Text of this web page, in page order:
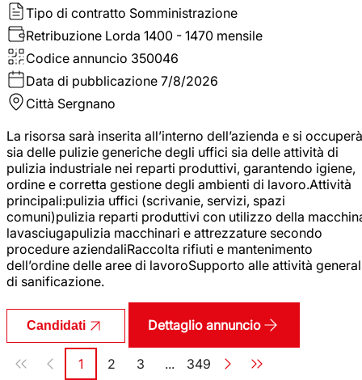
Tipo di contratto Somministrazione
Retribuzione Lorda 1400 - 1470 mensile
Codice annuncio 350046
Data di pubblicazione 7/8/2026
Città Sergnano
La risorsa sarà inserita all’interno dell’azienda e si occuperà
sia delle pulizie generiche degli uffici sia delle attività di
pulizia industriale nei reparti produttivi, garantendo igiene,
ordine e corretta gestione degli ambienti di lavoro.Attività
principali:pulizia uffici (scrivanie, servizi, spazi
comuni)pulizia reparti produttivi con utilizzo della
lavasciugapulizia macchinari e attrezzature secondo
procedure aziendaliRaccolta rifiuti e mantenimento
dell’ordine delle aree di lavoroSupporto alle attività
di sanificazione.
Candidati Dettaglio annuncio
Paginazione
Pagina
1 Pagina
2 Pagina
3 ... Pagina
349